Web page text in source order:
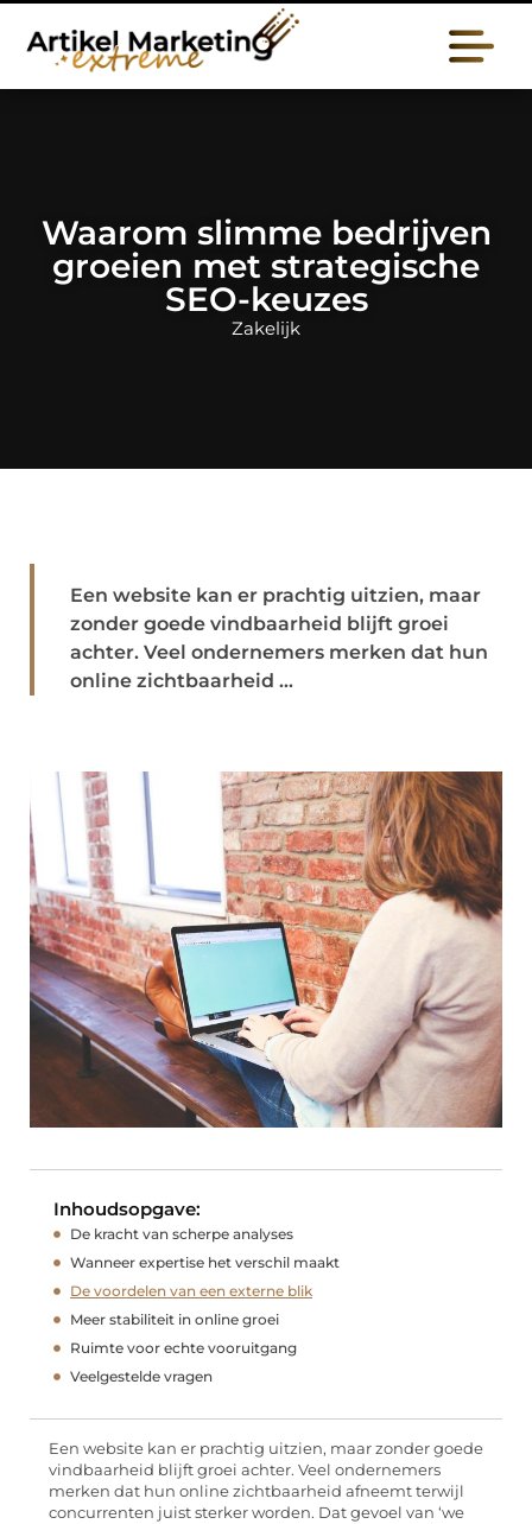
Waarom slimme bedrijven
groeien met strategische
SEO-keuzes
Zakelijk
Een website kan er prachtig uitzien, maar
zonder goede vindbaarheid blijft groei
achter. Veel ondernemers merken dat hun
online zichtbaarheid ...
Inhoudsopgave:
De kracht van scherpe analyses
Wanneer expertise het verschil maakt
De voordelen van een externe blik
Meer stabiliteit in online groei
Ruimte voor echte vooruitgang
Veelgestelde vragen
Een website kan er prachtig uitzien, maar zonder goede
vindbaarheid blijft groei achter. Veel ondernemers
merken dat hun online zichtbaarheid afneemt terwijl
concurrenten juist sterker worden. Dat gevoel van ‘we